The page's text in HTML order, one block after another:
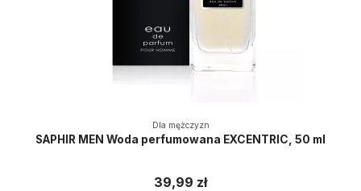
Dla mężczyzn
SAPHIR MEN Woda perfumowana EXCENTRIC, 50 ml
39,99 zł